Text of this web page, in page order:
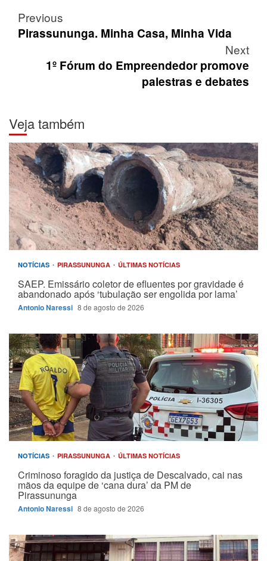
Post
navigation
Previous
Pirassununga. Minha Casa, Minha Vida
Next
1º Fórum do Empreendedor promove
palestras e debates
Veja também
NOTÍCIAS PIRASSUNUNGA ÚLTIMAS NOTÍCIAS
SAEP. Emissário coletor de efluentes por gravidade é
abandonado após ‘tubulação ser engolida por lama’
Antonio Naressi 8 de agosto de 2026
NOTÍCIAS PIRASSUNUNGA ÚLTIMAS NOTÍCIAS
Criminoso foragido da justiça de Descalvado, cai nas
mãos da equipe de ‘cana dura’ da PM de
Pirassununga
Antonio Naressi 8 de agosto de 2026